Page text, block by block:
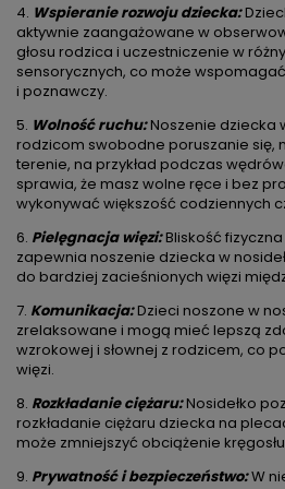
4. Wspieranie rozwoju dziecka:
aktywnie zaangażowane w
głosu rodzica i uczestniczenie w
sensorycznych, co może
i poznawczy.
5. Wolność ruchu:Noszenie dziecka
rodzicom swobodne poruszanie się,
terenie, na przykład podczas
sprawia, że masz wolne ręce i bez
wykonywać większość codziennych
6. Pielęgnacja więzi:Bliskość
zapewnia noszenie dziecka w
do bardziej zacieśnionych więzi
7. Komunikacja:Dzieci noszone w
zrelaksowane i mogą mieć lepszą
wzrokowej i słownej z rodzicem, co
więzi.
8. Rozkładanie ciężaru:Nosidełko
rozkładanie ciężaru dziecka na
może zmniejszyć obciążenie
9. Prywatność i bezpieczeństwo:W